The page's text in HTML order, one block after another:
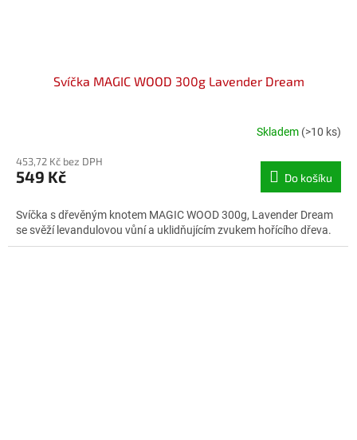
Svíčka MAGIC WOOD 300g Lavender Dream
produktu
je
z
Skladem (>10 ks)
453,72 Kč bez DPH
549 Kč Do košíku
Svíčka s dřevěným knotem MAGIC WOOD 300g, Lavender Dream
se svěží levandulovou vůní a uklidňujícím zvukem hořícího dřeva.